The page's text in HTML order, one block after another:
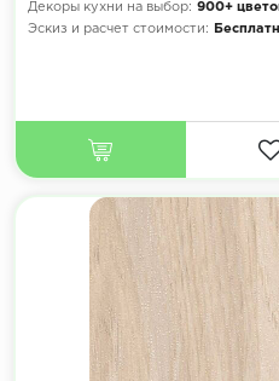
Декоры кухни на выбор: 900+
Эскиз и расчет стоимости: